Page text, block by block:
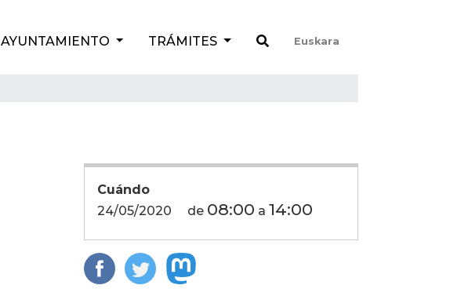
AYUNTAMIENTO TRÁMITES Euskara
Cuándo
24/05/2020
de 08:00 a 14:00